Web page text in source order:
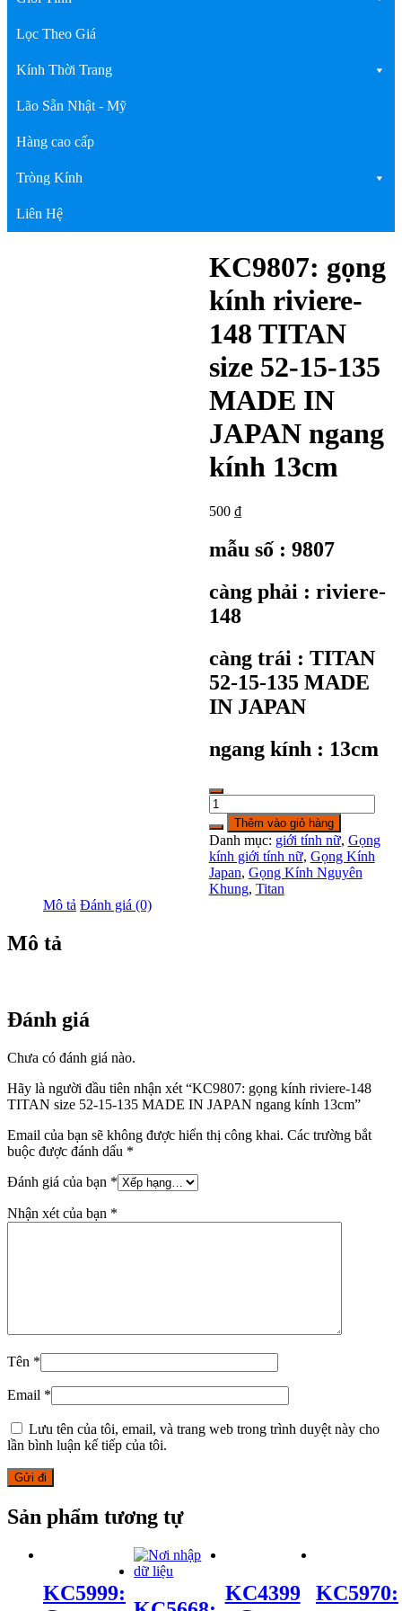
Lọc Theo Giá
Kính Thời Trang
Lão Sẵn Nhật - Mỹ
Hàng cao cấp
Tròng Kính
Liên Hệ
KC9807: gọng
kính riviere-
148 TITAN
size 52-15-135
MADE IN
JAPAN ngang
kính 13cm
500 ₫
mẫu số : 9807
càng phải : riviere-
148
càng trái : TITAN
52-15-135 MADE
IN JAPAN
ngang kính : 13cm
KC9807:
gọng
kính
riviere-
148
TITAN
size
Thêm vào giỏ hàng
Danh mục: giới tính nữ, Gọng
kính giới tính nữ, Gọng Kính
Japan, Gọng Kính Nguyên
Khung, Titan
Mô tả Đánh giá (0)
Mô tả
Đánh giá
Chưa có đánh giá nào.
Hãy là người đầu tiên nhận xét “KC9807: gọng kính riviere-148
TITAN size 52-15-135 MADE IN JAPAN ngang kính 13cm”
Email của bạn sẽ không được hiển thị công khai. Các trường bắt
buộc được đánh dấu *
Đánh giá của bạn *
Nhận xét của bạn *
Tên *
Email *
Lưu tên của tôi, email, và trang web trong trình duyệt này cho
lần bình luận kế tiếp của tôi.
Sản phẩm tương tự
KC5999:
KC4399
KC5970: